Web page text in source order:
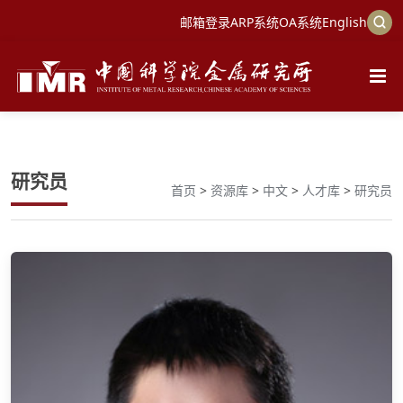
邮箱登录ARP系统OA系统English
研究员 首页 > 资源库 > 中文 > 人才库 > 研究员